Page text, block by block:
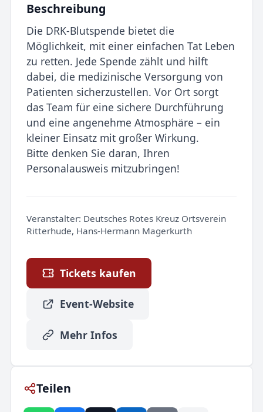
Beschreibung
Die DRK-Blutspende bietet die
Möglichkeit, mit einer einfachen Tat Leben
zu retten. Jede Spende zählt und hilft
dabei, die medizinische Versorgung von
Patienten sicherzustellen. Vor Ort sorgt
das Team für eine sichere Durchführung
und eine angenehme Atmosphäre – ein
kleiner Einsatz mit großer Wirkung.
Bitte denken Sie daran, Ihren
Personalausweis mitzubringen!
Veranstalter: Deutsches Rotes Kreuz Ortsverein
Ritterhude, Hans-Hermann Magerkurth
Tickets kaufen
Event-Website
Mehr Infos
Teilen